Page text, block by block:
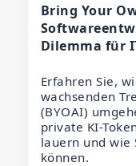
Bring Your
Dilemma für
Erfahren Sie,
wachsenden
(BYOAI)
private KI-
lauern und wie
können.